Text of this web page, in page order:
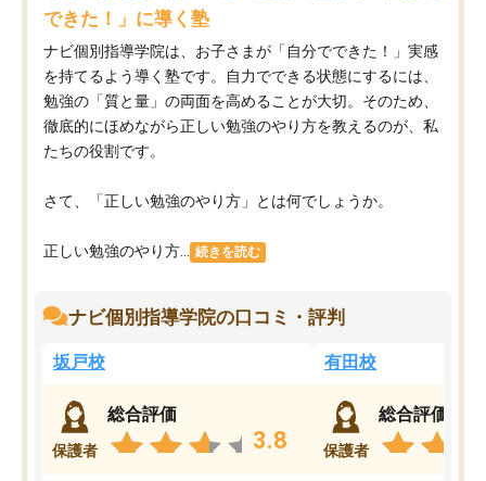
できた！」に導く塾
ナビ個別指導学院は、お子さまが「自分でできた！」実感
を持てるよう導く塾です。自力でできる状態にするには、
勉強の「質と量」の両面を高めることが大切。そのため、
徹底的にほめながら正しい勉強のやり方を教えるのが、私
たちの役割です。
さて、「正しい勉強のやり方」とは何でしょうか。
正しい勉強のやり方... 続きを読む
ナビ個別指導学院の口コミ・評判
坂戸校
保護者
総合評価
3.8
有田校
保護者
総合評価